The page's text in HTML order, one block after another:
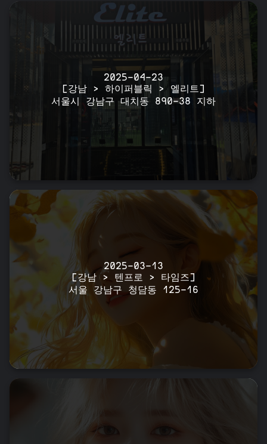
2025-04-23
[강남 > 하이퍼블릭 > 엘리트]
서울시 강남구 대치동 890-38 지하
2025-03-13
[강남 > 텐프로 > 타임즈]
서울 강남구 청담동 125-16